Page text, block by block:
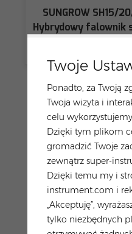
Twoje
Ponadto, za Twoją
Twoja wizyta i
celu
Dzięki tym plikom
gromadzić Twoje
zewnątrz super-
Dzięki temu my i
instrument.com i
„Akceptuję”,
tylko niezbędnych
SUNGROW SH15/
Hybrydowy falownik